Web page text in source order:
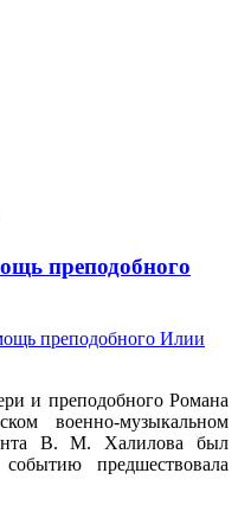
преподобного
и преподобного Романа
военно-музыкальном
В. М. Халилова был
предшествовала